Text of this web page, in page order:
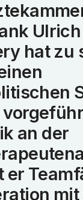
Ulrich
hat zu
an der
er